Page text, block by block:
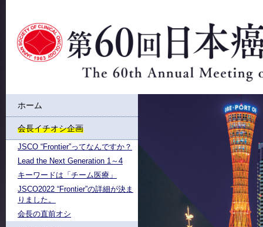
ホーム
会長イチオシ企画
JSCO “Frontier”ってなんですか？
Lead the Next Generation 1～4
キーワードは「チーム医療」
JSCO2022 “Frontier”の詳細が決ま
りました。
会長の直前オシ